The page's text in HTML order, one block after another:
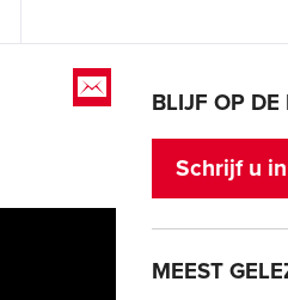
BLIJF OP DE
Schrijf u
MEEST